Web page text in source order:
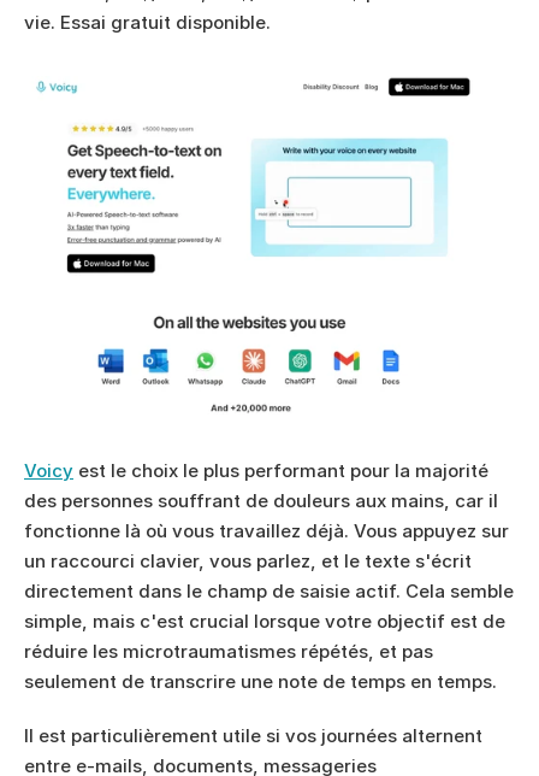
vie. Essai gratuit disponible.
Voicy est le choix le plus performant pour la majorité
des personnes souffrant de douleurs aux mains, car il
fonctionne là où vous travaillez déjà. Vous appuyez sur
un raccourci clavier, vous parlez, et le texte s'écrit
directement dans le champ de saisie actif. Cela semble
simple, mais c'est crucial lorsque votre objectif est de
réduire les microtraumatismes répétés, et pas
seulement de transcrire une note de temps en temps.
Il est particulièrement utile si vos journées alternent
entre e-mails, documents, messageries